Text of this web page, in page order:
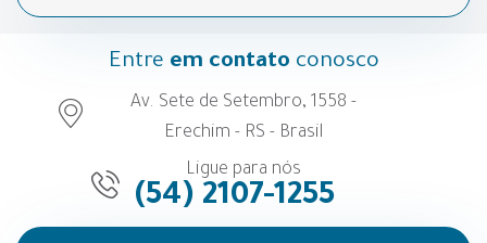
Entre em contato conosco
Av. Sete de Setembro, 1558 -
Erechim - RS - Brasil
Ligue para nós
(54) 2107-1255